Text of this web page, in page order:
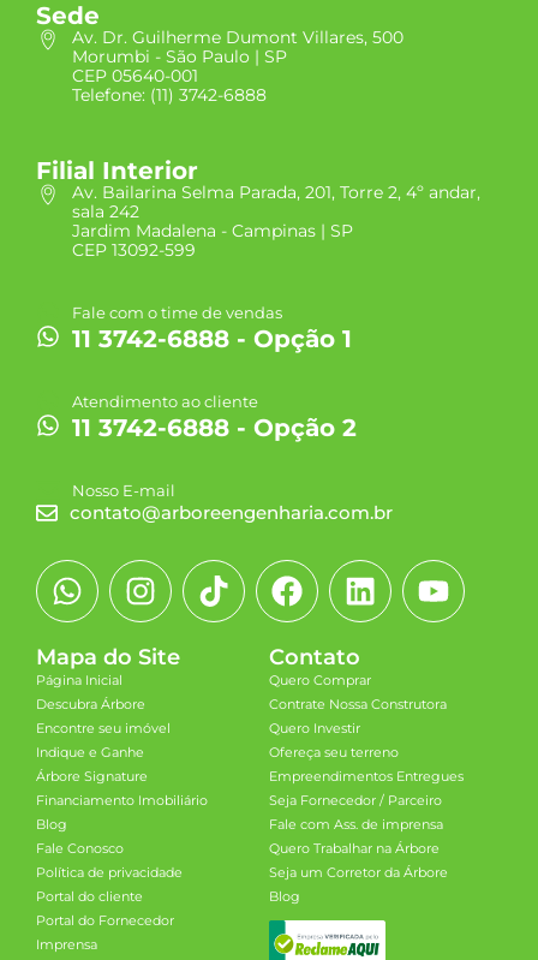
Sede
Av. Dr. Guilherme Dumont Villares, 500
Morumbi - São Paulo | SP
CEP 05640-001
Telefone: (11) 3742-6888
Filial Interior
Av. Bailarina Selma Parada, 201, Torre 2, 4º andar,
sala 242
Jardim Madalena - Campinas | SP
CEP 13092-599
Fale com o time de vendas
11 3742-6888 - Opção 1
Atendimento ao cliente
11 3742-6888 - Opção 2
Nosso E-mail
contato@arboreengenharia.com.br
Mapa do Site
Página Inicial
Descubra Árbore
Encontre seu imóvel
Indique e Ganhe
Árbore Signature
Financiamento Imobiliário
Blog
Fale Conosco
Política de privacidade
Portal do cliente
Portal do Fornecedor
Imprensa
Contato
Quero Comprar
Contrate Nossa Construtora
Quero Investir
Ofereça seu terreno
Empreendimentos Entregues
Seja Fornecedor / Parceiro
Fale com Ass. de imprensa
Quero Trabalhar na Árbore
Seja um Corretor da Árbore
Blog